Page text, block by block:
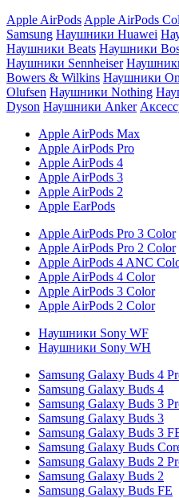
Apple AirPods Apple AirPods
Samsung Наушники Huawei
Наушники Beats Наушники
Наушники Sennheiser
Bowers & Wilkins Наушники
Olufsen Наушники Nothing
Dyson Наушники Anker
Apple AirPods Max
Apple AirPods Pro
Apple AirPods 4
Apple AirPods 3
Apple AirPods 2
Apple EarPods
Apple AirPods Pro 3 Color
Apple AirPods Pro 2 Color
Apple AirPods 4 ANC
Apple AirPods 4 Color
Apple AirPods 3 Color
Apple AirPods 2 Color
Наушники Sony WF
Наушники Sony WH
Samsung Galaxy Buds 4
Samsung Galaxy Buds 4
Samsung Galaxy Buds 3
Samsung Galaxy Buds 3
Samsung Galaxy Buds 3
Samsung Galaxy Buds
Samsung Galaxy Buds 2
Samsung Galaxy Buds 2
Samsung Galaxy Buds FE